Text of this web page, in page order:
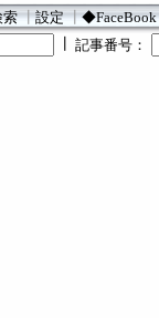
索┃設定┃◆FaceBook
記事番号：